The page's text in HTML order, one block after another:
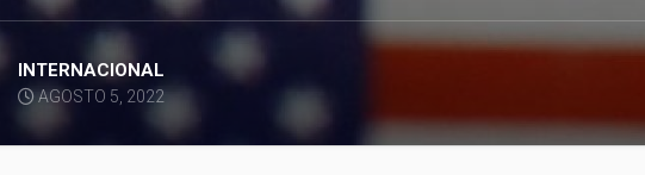
INTERNACIONAL
AGOSTO 5, 2022